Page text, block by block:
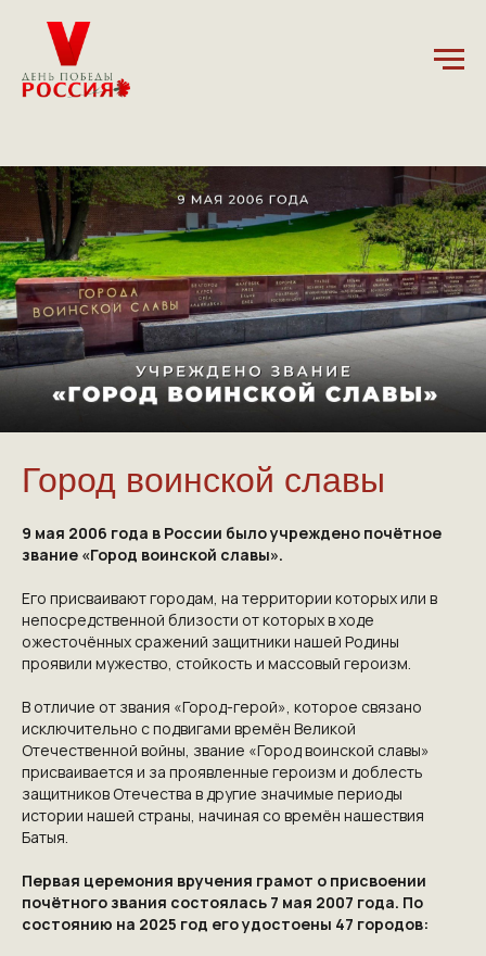
Город воинской славы
9 мая 2006 года в России было учреждено почётное
звание «Город воинской славы».
Его присваивают городам, на территории которых или в
непосредственной близости от которых в ходе
ожесточённых сражений защитники нашей Родины
проявили мужество, стойкость и массовый героизм.
В отличие от звания «Город-герой», которое связано
исключительно с подвигами времён Великой
Отечественной войны, звание «Город воинской славы»
присваивается и за проявленные героизм и доблесть
защитников Отечества в другие значимые периоды
истории нашей страны, начиная со времён нашествия
Батыя.
Первая церемония вручения грамот о присвоении
почётного звания состоялась 7 мая 2007 года. По
состоянию на 2025 год его удостоены 47 городов: